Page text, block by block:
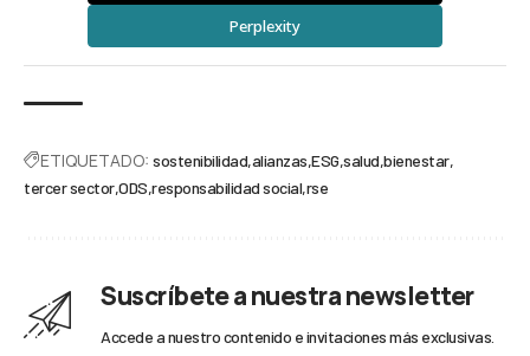
Perplexity
ETIQUETADO: sostenibilidad alianzas ESG salud bienestar
tercer sector ODS responsabilidad social rse
Suscríbete a nuestra newsletter
Accede a nuestro contenido e invitaciones más exclusivas.